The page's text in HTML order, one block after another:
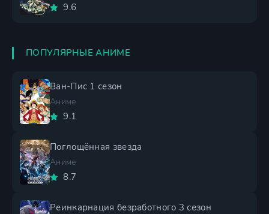
9.6
ПОПУЛЯРНЫЕ АНИМЕ
Ван-Пис 1 сезон
Аниме
9.1
Поглощённая звезда
Аниме
8.7
Реинкарнация безработного 3 сезон